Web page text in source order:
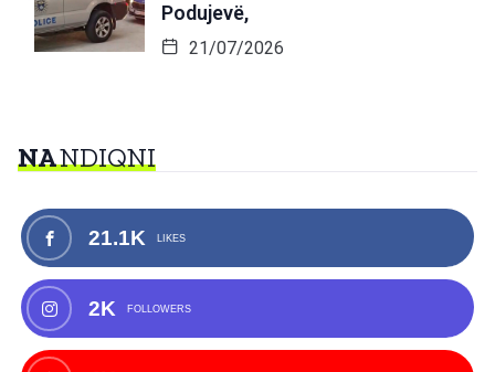
Podujevë,
21/07/2026
NANDIQNI
21.1K LIKES
2K FOLLOWERS